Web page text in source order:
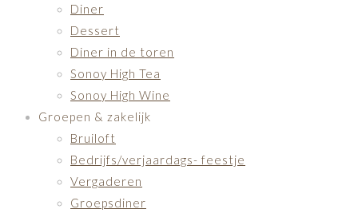
Diner
Dessert
Diner in de toren
Sonoy High Tea
Sonoy High Wine
Groepen & zakelijk
Bruiloft
Bedrijfs/verjaardags- feestje
Vergaderen
Groepsdiner